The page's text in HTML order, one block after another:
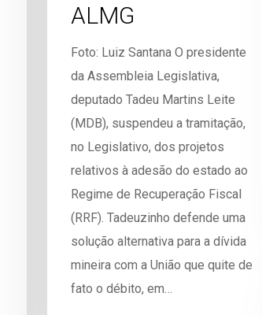
ALMG
Foto: Luiz Santana O presidente
da Assembleia Legislativa,
deputado Tadeu Martins Leite
(MDB), suspendeu a tramitação,
no Legislativo, dos projetos
relativos à adesão do estado ao
Regime de Recuperação Fiscal
(RRF). Tadeuzinho defende uma
solução alternativa para a dívida
mineira com a União que quite de
fato o débito, em…